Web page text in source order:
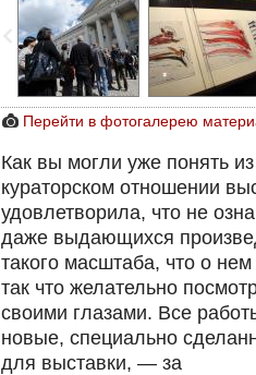
Перейти в фотогалерею
Как вы могли уже понять
кураторском отношении
удовлетворила, что не
даже выдающихся
такого масштаба, что о
так что желательно
своими глазами. Все
новые, специально
для выставки, — за